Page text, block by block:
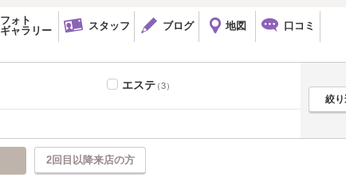
フォト
ギャラリー
スタッフ ブログ 地図 口コミ
エステ（3）
2回目以降来店の方